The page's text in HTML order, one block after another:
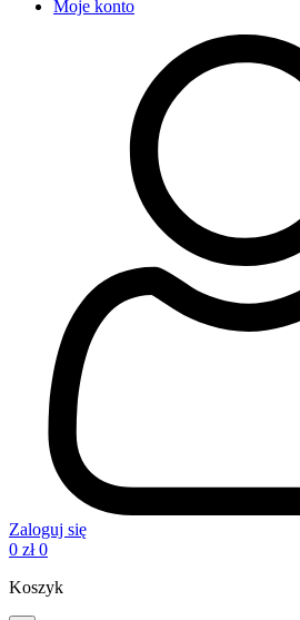
Moje konto
Zaloguj się
0 zł 0
Koszyk